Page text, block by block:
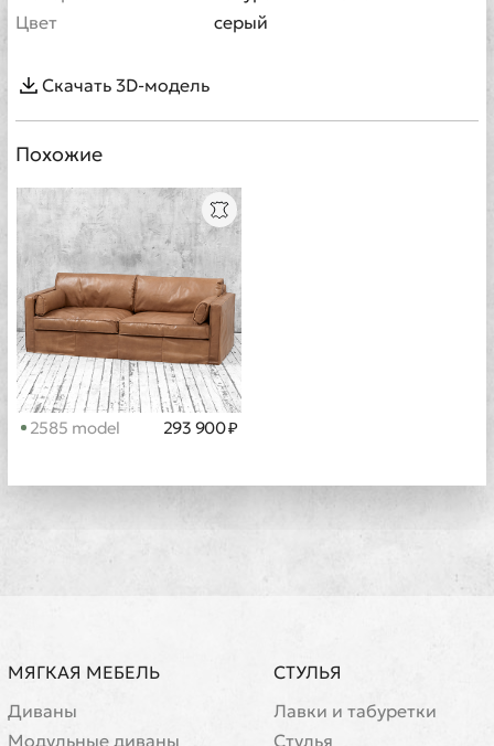
Цвет
серый
Скачать 3D-модель
Похожие
2585 model 293 900 ₽
МЯГКАЯ МЕБЕЛЬ
Диваны
Модульные диваны
СТУЛЬЯ
Лавки и табуретки
Стулья